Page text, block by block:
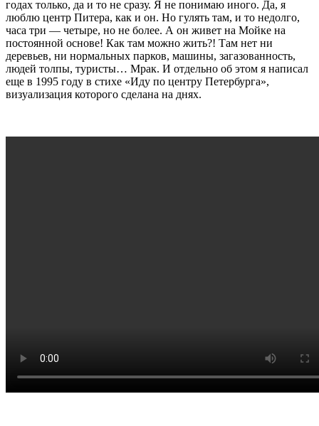
годах только, да и то не сразу. Я не понимаю иного. Да, я
люблю центр Питера, как и он. Но гулять там, и то недолго,
часа три — четыре, но не более. А он живет на Мойке на
постоянной основе! Как там можно жить?! Там нет ни
деревьев, ни нормальных парков, машины, загазованность,
людей толпы, туристы… Мрак. И отдельно об этом я написал
еще в 1995 году в стихе «Иду по центру Петербурга»,
визуализация которого сделана на днях.